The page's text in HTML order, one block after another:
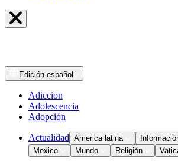
Edición español
Adiccion
Adolescencia
Adopción
Actualidad America latina
Mexico
Mundo Religión